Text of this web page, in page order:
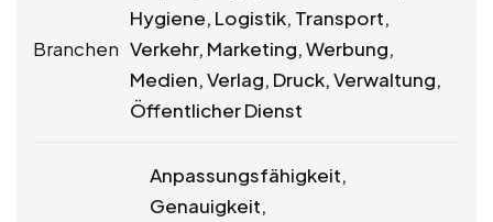
Branchen
Hygiene, Logistik, Transport,
Verkehr, Marketing, Werbung,
Medien, Verlag, Druck, Verwaltung,
Öffentlicher Dienst
Anpassungsfähigkeit,
Genauigkeit,